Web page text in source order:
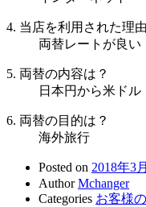
4. 当店を利用された理
両替レートが良い
5. 両替の内容は？
日本円から米ドル
6. 両替の目的は？
海外旅行
Posted on 2018年3
AuthorMchanger
Categories お客様